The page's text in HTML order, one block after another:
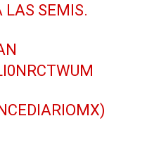
LAS SEMIS.